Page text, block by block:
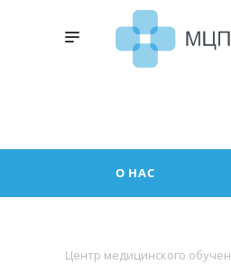
О НАС
Центр медицинского